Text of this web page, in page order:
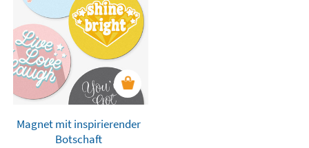
Magnet mit inspirierender
Botschaft